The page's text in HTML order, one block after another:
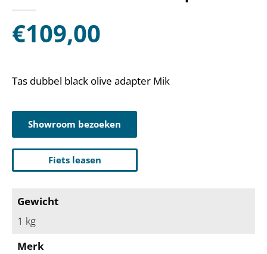
€109,00
Tas dubbel black olive adapter Mik
Showroom bezoeken
Fiets leasen
Gewicht
1 kg
Merk